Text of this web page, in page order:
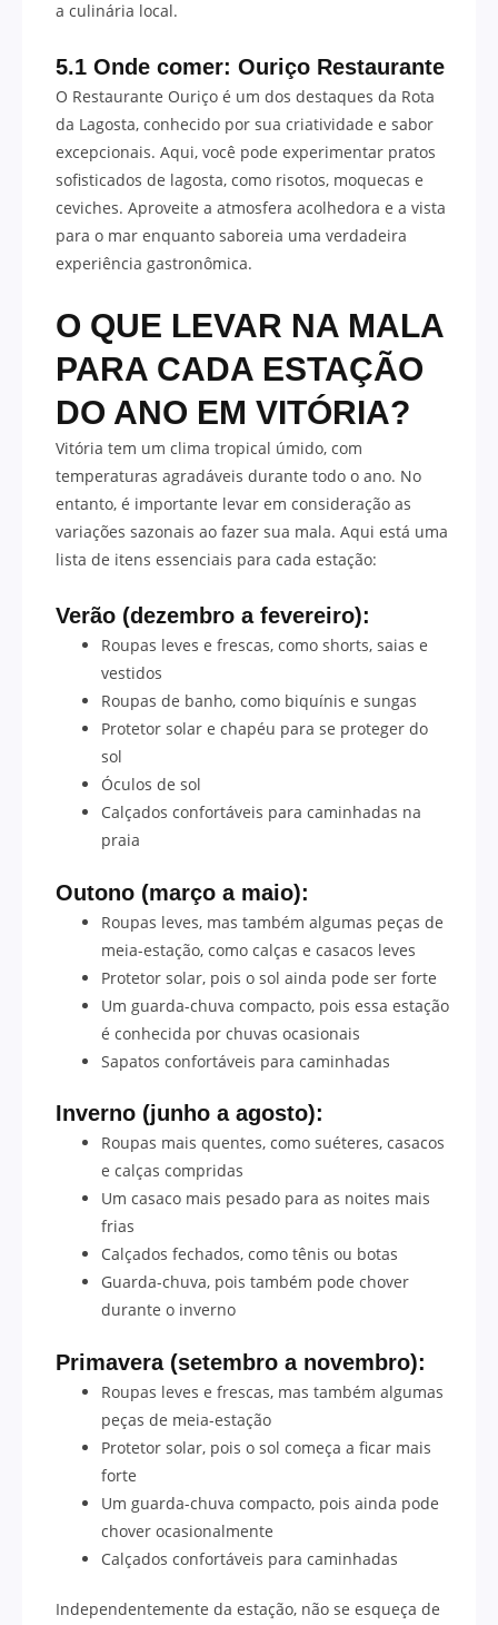
a culinária local.
5.1 Onde comer: Ouriço Restaurante
O Restaurante Ouriço é um dos destaques da Rota
da Lagosta, conhecido por sua criatividade e sabor
excepcionais. Aqui, você pode experimentar pratos
sofisticados de lagosta, como risotos, moquecas e
ceviches. Aproveite a atmosfera acolhedora e a vista
para o mar enquanto saboreia uma verdadeira
experiência gastronômica.
O QUE LEVAR NA MALA
PARA CADA ESTAÇÃO
DO ANO EM VITÓRIA?
Vitória tem um clima tropical úmido, com
temperaturas agradáveis durante todo o ano. No
entanto, é importante levar em consideração as
variações sazonais ao fazer sua mala. Aqui está uma
lista de itens essenciais para cada estação:
Verão (dezembro a fevereiro):
Roupas leves e frescas, como shorts, saias e
vestidos
Roupas de banho, como biquínis e sungas
Protetor solar e chapéu para se proteger do
sol
Óculos de sol
Calçados confortáveis para caminhadas na
praia
Outono (março a maio):
Roupas leves, mas também algumas peças de
meia-estação, como calças e casacos leves
Protetor solar, pois o sol ainda pode ser forte
Um guarda-chuva compacto, pois essa estação
é conhecida por chuvas ocasionais
Sapatos confortáveis para caminhadas
Inverno (junho a agosto):
Roupas mais quentes, como suéteres, casacos
e calças compridas
Um casaco mais pesado para as noites mais
frias
Calçados fechados, como tênis ou botas
Guarda-chuva, pois também pode chover
durante o inverno
Primavera (setembro a novembro):
Roupas leves e frescas, mas também algumas
peças de meia-estação
Protetor solar, pois o sol começa a ficar mais
forte
Um guarda-chuva compacto, pois ainda pode
chover ocasionalmente
Calçados confortáveis para caminhadas
Independentemente da estação, não se esqueça de